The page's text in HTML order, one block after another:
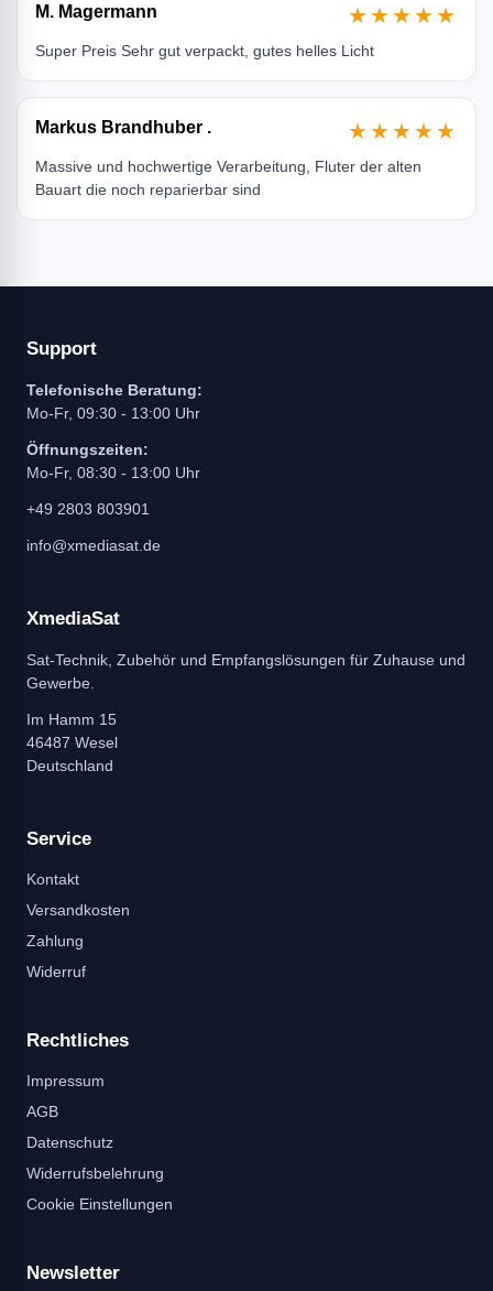
M. Magermann ★★★★★
Super Preis Sehr gut verpackt, gutes helles Licht
Markus Brandhuber . ★★★★★
Massive und hochwertige Verarbeitung, Fluter der alten
Bauart die noch reparierbar sind
Support
Telefonische Beratung:
Mo-Fr, 09:30 - 13:00 Uhr
Öffnungszeiten:
Mo-Fr, 08:30 - 13:00 Uhr
+49 2803 803901
info@xmediasat.de
XmediaSat
Sat-Technik, Zubehör und Empfangslösungen für Zuhause und
Gewerbe.
Im Hamm 15
46487 Wesel
Deutschland
Service
Kontakt
Versandkosten
Zahlung
Widerruf
Rechtliches
Impressum
AGB
Datenschutz
Widerrufsbelehrung
Cookie Einstellungen
Newsletter